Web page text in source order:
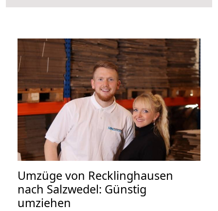
Umzüge von Recklinghausen
nach Salzwedel: Günstig
umziehen